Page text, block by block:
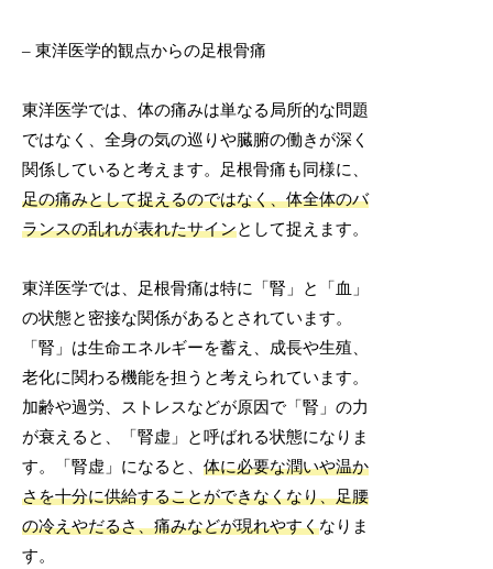
– 東洋医学的観点からの足根骨痛
東洋医学では、体の痛みは単なる局所的な問題
ではなく、全身の気の巡りや臓腑の働きが深く
関係していると考えます。足根骨痛も同様に、
足の痛みとして捉えるのではなく、体全体のバ
ランスの乱れが表れたサインとして捉えます。
東洋医学では、足根骨痛は特に「腎」と「血」
の状態と密接な関係があるとされています。
「腎」は生命エネルギーを蓄え、成長や生殖、
老化に関わる機能を担うと考えられています。
加齢や過労、ストレスなどが原因で「腎」の力
が衰えると、「腎虚」と呼ばれる状態になりま
す。「腎虚」になると、体に必要な潤いや温か
さを十分に供給することができなくなり、足腰
の冷えやだるさ、痛みなどが現れやすくなりま
す。